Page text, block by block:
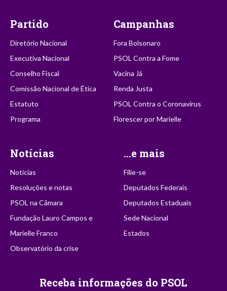
Partido
Diretório Nacional
Executiva Nacional
Conselho Fiscal
Comissão Nacional de Ética
Estatuto
Programa
Campanhas
Fora Bolsonaro
PSOL Contra a Fome
Vacina Já
Renda Justa
PSOL Contra o Coronavírus
Florescer por Marielle
Notícias
Notícias
Resoluções e notas
PSOL na Câmara
Fundação Lauro Campos e
Marielle Franco
Observatório da crise
...e mais
Filie-se
Deputados Federais
Deputados Estaduais
Sede Nacional
Estados
Receba informações do PSOL